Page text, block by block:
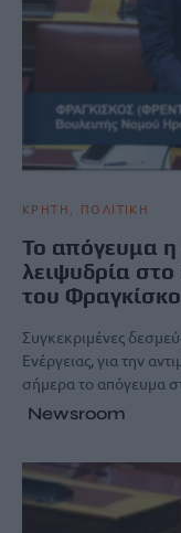
ΚΡΗΤΗ ΠΟΛΙΤΙΚΗ
Το απόγευμα η
λειψυδρία
του
Συγκεκριμένες
Ενέργειας, για την
σήμερα το απόγευμα
Newsroom